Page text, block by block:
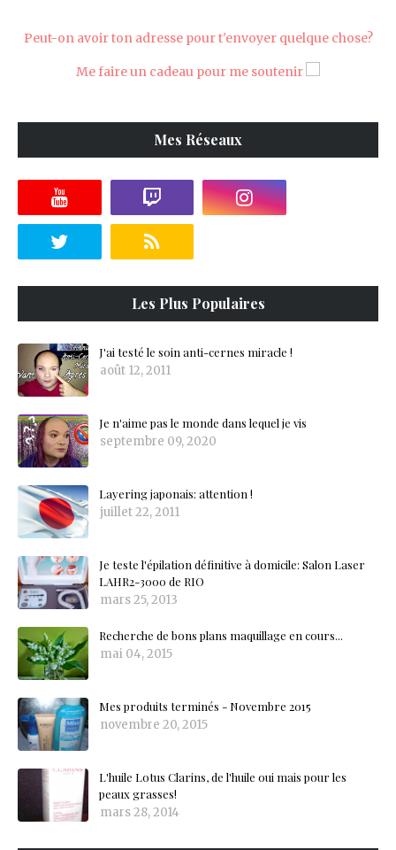
Peut-on avoir ton adresse pour t'envoyer quelque chose?
Me faire un cadeau pour me soutenir
Mes Réseaux
Les Plus Populaires
J'ai testé le soin anti-cernes miracle !
août 12, 2011
Je n'aime pas le monde dans lequel je vis
septembre 09, 2020
Layering japonais: attention !
juillet 22, 2011
Je teste l'épilation définitive à domicile: Salon Laser
LAHR2-3000 de RIO
mars 25, 2013
Recherche de bons plans maquillage en cours...
mai 04, 2015
Mes produits terminés - Novembre 2015
novembre 20, 2015
L'huile Lotus Clarins, de l'huile oui mais pour les
peaux grasses!
mars 28, 2014